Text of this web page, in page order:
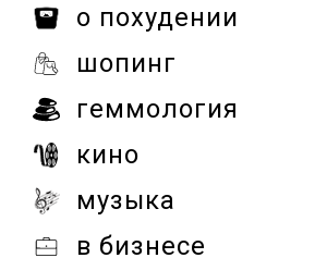
о похудении
шопинг
геммология
кино
музыка
в бизнесе